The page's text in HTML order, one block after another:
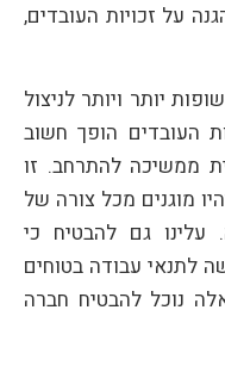
על זכויות העובדים,
יותר ויותר לניצול
העובדים הופך חשוב
ממשיכה להתרחב. זו
מוגנים מכל צורה של
עלינו גם להבטיח כי
לתנאי עבודה בטוחים
נוכל להבטיח חברה